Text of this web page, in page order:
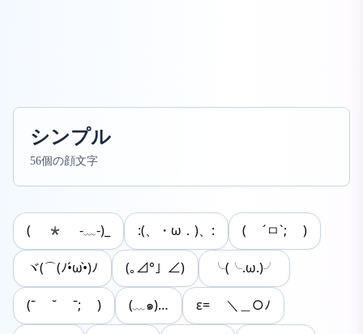
シンプル
56個の顔文字
( * -﹏-)_ :(、・ω．)、: ( ´ㅁ`; )
ヾ(⌒(ﾉ•́ω•̀)ﾉ (｡⊿°」∠) ╰(╰.ω.)╯
(ˉ ˘ ˉ; ) (﹏๑)… ε= ＼＿○ﾉ